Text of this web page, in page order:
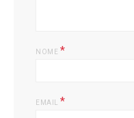
NOME *
EMAIL *